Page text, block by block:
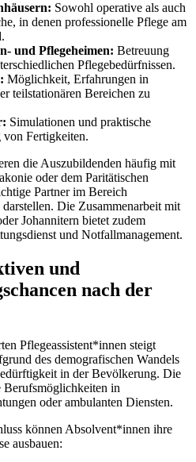
Sowohl operative als auch
in denen professionelle Pflege am
und Pflegeheimen: Betreuung
Pflegebedürfnissen.
Möglichkeit, Erfahrungen in
teilstationären Bereichen zu
Simulationen und praktische
Fertigkeiten.
die Auszubildenden häufig mit
oder dem Paritätischen
Partner im Bereich
Die Zusammenarbeit mit
Johannitern bietet zudem
und Notfallmanagement.
und
nach der
Pflegeassistent*innen steigt
des demografischen Wandels
in der Bevölkerung. Die
in
oder ambulanten Diensten.
können Absolvent*innen ihre
ausbauen: